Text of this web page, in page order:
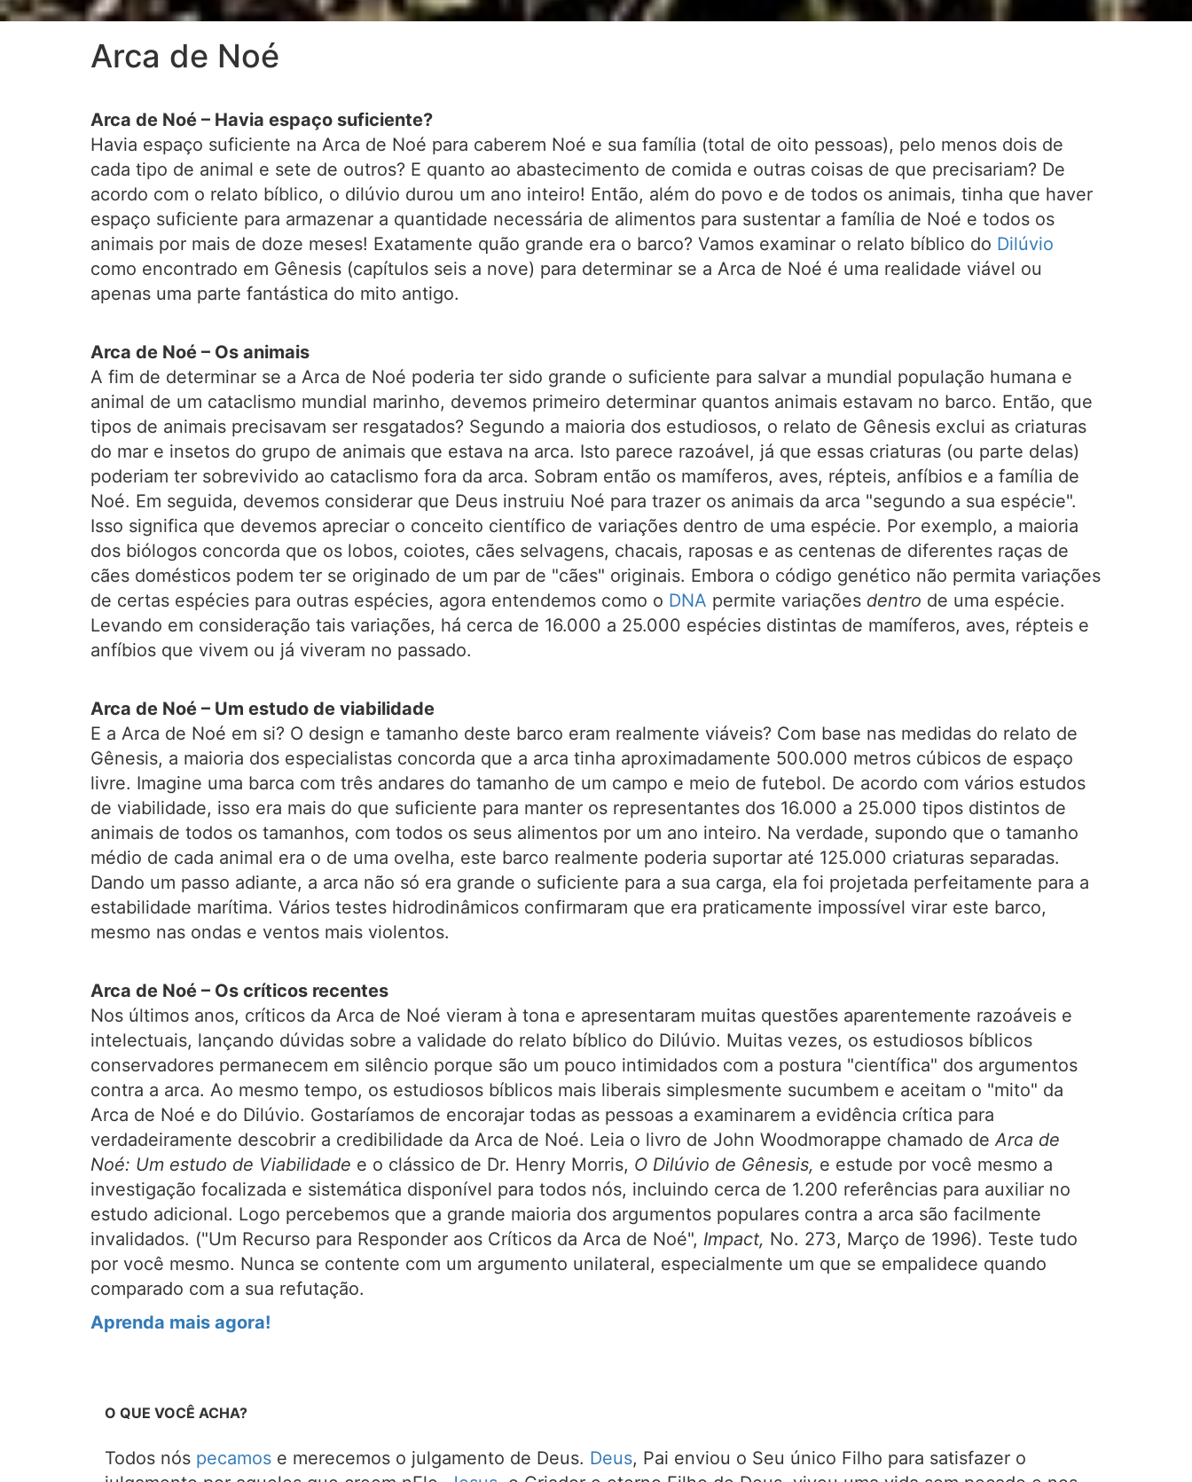
Arca de Noé
Arca de Noé – Havia espaço suficiente?
Havia espaço suficiente na Arca de Noé para caberem Noé e sua família (total de oito pessoas), pelo menos dois de
cada tipo de animal e sete de outros? E quanto ao abastecimento de comida e outras coisas de que precisariam? De
acordo com o relato bíblico, o dilúvio durou um ano inteiro! Então, além do povo e de todos os animais, tinha que haver
espaço suficiente para armazenar a quantidade necessária de alimentos para sustentar a família de Noé e todos os
animais por mais de doze meses! Exatamente quão grande era o barco? Vamos examinar o relato bíblico do Dilúvio
como encontrado em Gênesis (capítulos seis a nove) para determinar se a Arca de Noé é uma realidade viável ou
apenas uma parte fantástica do mito antigo.
Arca de Noé – Os animais
A fim de determinar se a Arca de Noé poderia ter sido grande o suficiente para salvar a mundial população humana e
animal de um cataclismo mundial marinho, devemos primeiro determinar quantos animais estavam no barco. Então, que
tipos de animais precisavam ser resgatados? Segundo a maioria dos estudiosos, o relato de Gênesis exclui as criaturas
do mar e insetos do grupo de animais que estava na arca. Isto parece razoável, já que essas criaturas (ou parte delas)
poderiam ter sobrevivido ao cataclismo fora da arca. Sobram então os mamíferos, aves, répteis, anfíbios e a família de
Noé. Em seguida, devemos considerar que Deus instruiu Noé para trazer os animais da arca "segundo a sua espécie".
Isso significa que devemos apreciar o conceito científico de variações dentro de uma espécie. Por exemplo, a maioria
dos biólogos concorda que os lobos, coiotes, cães selvagens, chacais, raposas e as centenas de diferentes raças de
cães domésticos podem ter se originado de um par de "cães" originais. Embora o código genético não permita variações
de certas espécies para outras espécies, agora entendemos como o DNA permite variações dentro de uma espécie.
Levando em consideração tais variações, há cerca de 16.000 a 25.000 espécies distintas de mamíferos, aves, répteis e
anfíbios que vivem ou já viveram no passado.
Arca de Noé – Um estudo de viabilidade
E a Arca de Noé em si? O design e tamanho deste barco eram realmente viáveis? Com base nas medidas do relato de
Gênesis, a maioria dos especialistas concorda que a arca tinha aproximadamente 500.000 metros cúbicos de espaço
livre. Imagine uma barca com três andares do tamanho de um campo e meio de futebol. De acordo com vários estudos
de viabilidade, isso era mais do que suficiente para manter os representantes dos 16.000 a 25.000 tipos distintos de
animais de todos os tamanhos, com todos os seus alimentos por um ano inteiro. Na verdade, supondo que o tamanho
médio de cada animal era o de uma ovelha, este barco realmente poderia suportar até 125.000 criaturas separadas.
Dando um passo adiante, a arca não só era grande o suficiente para a sua carga, ela foi projetada perfeitamente para a
estabilidade marítima. Vários testes hidrodinâmicos confirmaram que era praticamente impossível virar este barco,
mesmo nas ondas e ventos mais violentos.
Arca de Noé – Os críticos recentes
Nos últimos anos, críticos da Arca de Noé vieram à tona e apresentaram muitas questões aparentemente razoáveis e
intelectuais, lançando dúvidas sobre a validade do relato bíblico do Dilúvio. Muitas vezes, os estudiosos bíblicos
conservadores permanecem em silêncio porque são um pouco intimidados com a postura "científica" dos argumentos
contra a arca. Ao mesmo tempo, os estudiosos bíblicos mais liberais simplesmente sucumbem e aceitam o "mito" da
Arca de Noé e do Dilúvio. Gostaríamos de encorajar todas as pessoas a examinarem a evidência crítica para
verdadeiramente descobrir a credibilidade da Arca de Noé. Leia o livro de John Woodmorappe chamado deArca de
Noé: Um estudo de Viabilidade e o clássico de Dr. Henry Morris, O Dilúvio de Gênesis, e estude por você mesmo a
investigação focalizada e sistemática disponível para todos nós, incluindo cerca de 1.200 referências para auxiliar no
estudo adicional. Logo percebemos que a grande maioria dos argumentos populares contra a arca são facilmente
invalidados. ("Um Recurso para Responder aos Críticos da Arca de Noé", Impact, No. 273, Março de 1996). Teste tudo
por você mesmo. Nunca se contente com um argumento unilateral, especialmente um que se empalidece quando
comparado com a sua refutação.
Aprenda mais agora!
O QUE VOCÊ ACHA?
Todos nós pecamos e merecemos o julgamento de Deus. Deus, Pai enviou o Seu único Filho para satisfazer o